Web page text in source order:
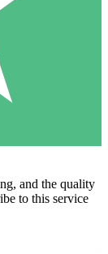
and the quality
to this service